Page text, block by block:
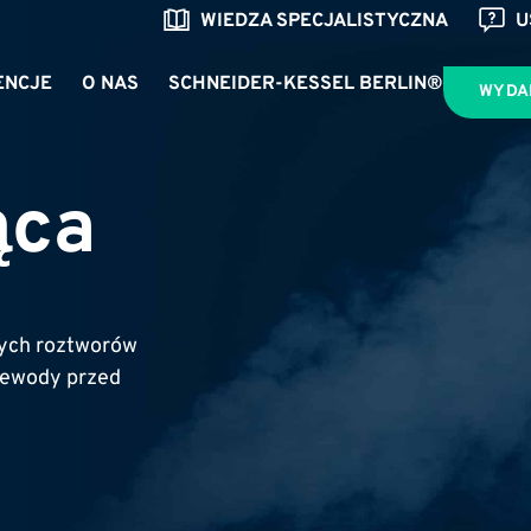
WIEDZA SPECJALISTYCZNA
O NAS SCHNEIDER-KESSEL BERLIN®
roztworów
przed